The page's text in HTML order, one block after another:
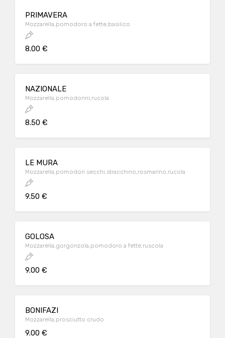
PRIMAVERA
Mozzarella,pomodoro a fette,basilico
8.00 €
NAZIONALE
Mozzarella,pomodorini,rucola
8.50 €
LE MURA
Mozzarella,pomodori secchi,stracchino,rosmarino,rucola
9.50 €
GOLOSA
Mozzarella,gorgonzola,pomodoro a fette,ruscola
9.00 €
BONIFAZI
Mozzarella,prosciutto crudo
9.00 €